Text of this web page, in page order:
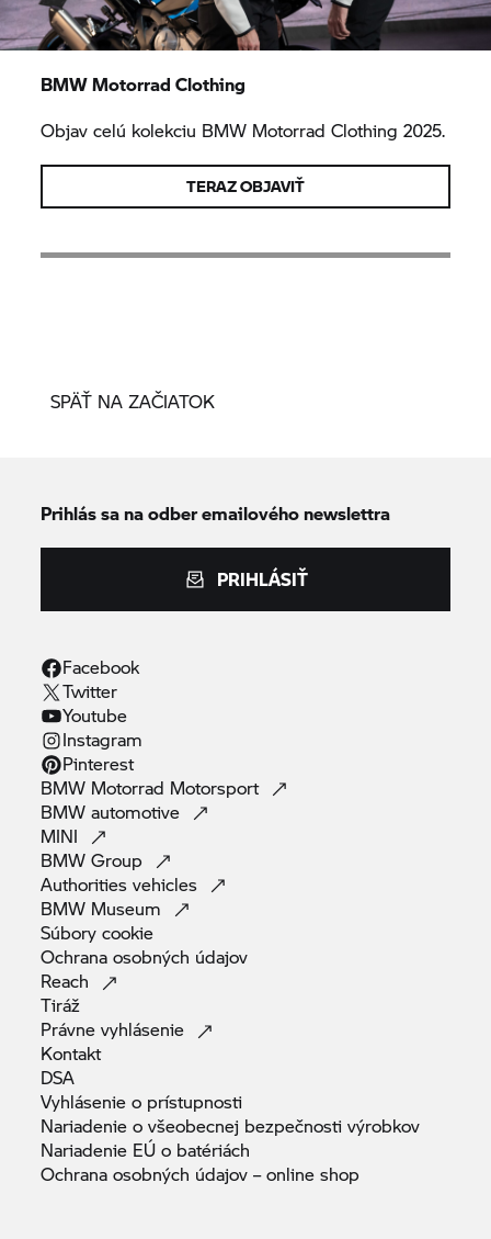
BMW Motorrad Clothing
Objav celú kolekciu BMW Motorrad Clothing 2025.
TERAZ OBJAVIŤ
SPÄŤ NA ZAČIATOK
Prihlás sa na odber emailového newslettra
PRIHLÁSIŤ
Facebook
Twitter
Youtube
Instagram
Pinterest
BMW Motorrad Motorsport
BMWautomotive
MINI
BMWGroup
Authoritiesvehicles
BMW Museum
Súborycookie
Ochrana osobných údajov
Reach
Tiráž
Právnevyhlásenie
Kontakt
DSA
Vyhlásenie o prístupnosti
Nariadenie o všeobecnej bezpečnostivýrobkov
Nariadenie EÚ o batériách
Ochrana osobných údajov – onlineshop